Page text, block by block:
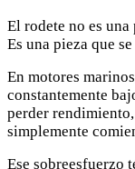
El rodete no es
Es una pieza que
En motores
constantemente
perder
simplemente
Ese sobreesfuerzo